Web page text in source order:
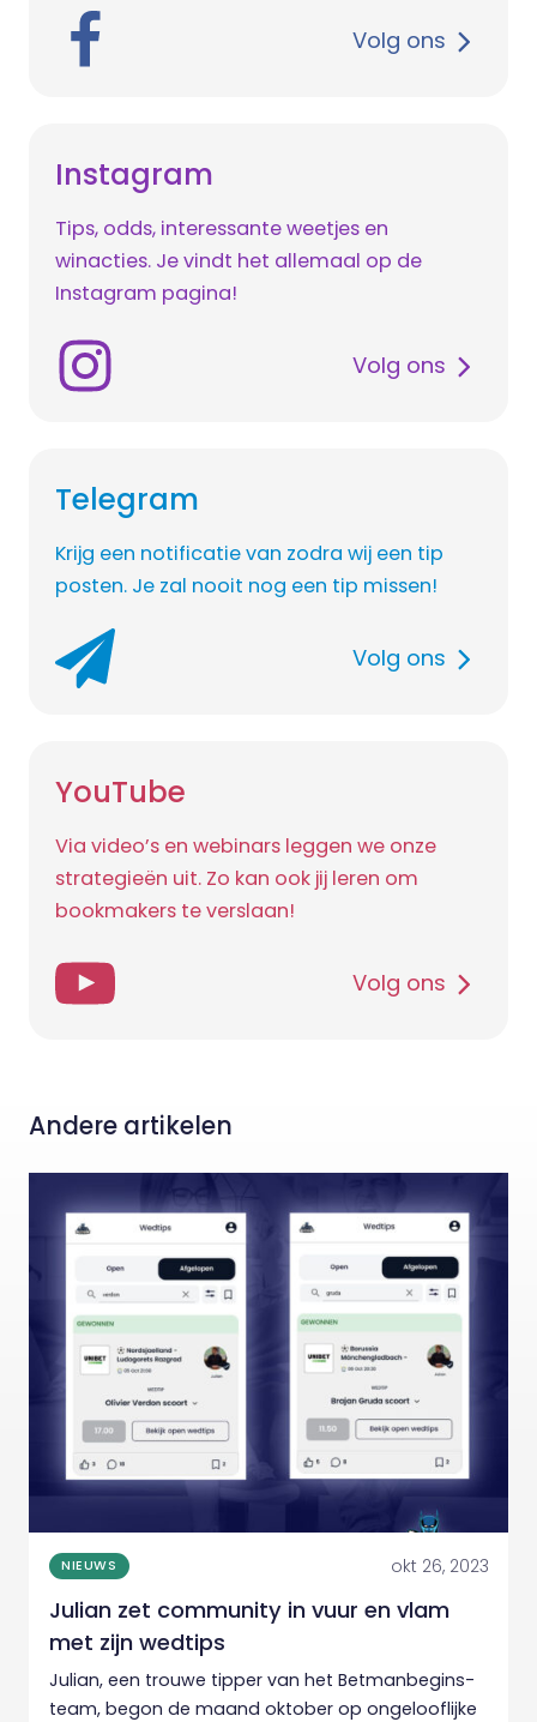
Volg ons
Instagram
Tips, odds, interessante weetjes en
winacties. Je vindt het allemaal op de
Instagram pagina!
Volg ons
Telegram
Krijg een notificatie van zodra wij een tip
posten. Je zal nooit nog een tip missen!
Volg ons
YouTube
Via video’s en webinars leggen we onze
strategieën uit. Zo kan ook jij leren om
bookmakers te verslaan!
Volg ons
Andere artikelen
NIEUWS okt 26, 2023
Julian zet community in vuur en vlam
met zijn wedtips
Julian, een trouwe tipper van het Betmanbegins-
team, begon de maand oktober op ongelooflijke